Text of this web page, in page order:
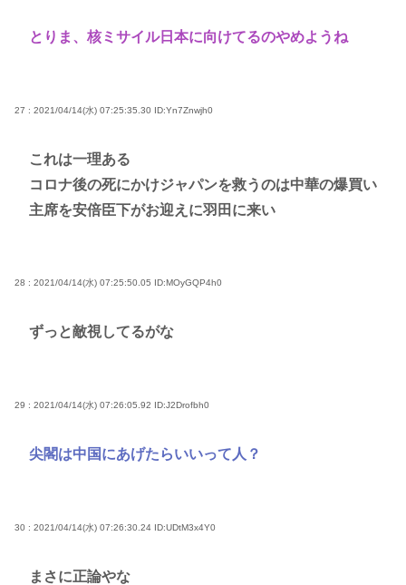
とりま、核ミサイル日本に向けてるのやめようね
27 : 2021/04/14(水) 07:25:35.30 ID:Yn7Znwjh0
これは一理ある
コロナ後の死にかけジャパンを救うのは中華の爆買い
主席を安倍臣下がお迎えに羽田に来い
28 : 2021/04/14(水) 07:25:50.05 ID:MOyGQP4h0
ずっと敵視してるがな
29 : 2021/04/14(水) 07:26:05.92 ID:J2Drofbh0
尖閣は中国にあげたらいいって人？
30 : 2021/04/14(水) 07:26:30.24 ID:UDtM3x4Y0
まさに正論やな